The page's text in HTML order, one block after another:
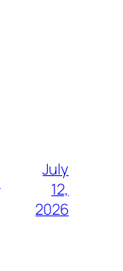
July
12,
2026